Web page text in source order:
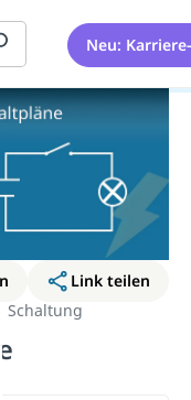
Neu:
Link teilen
Schaltung